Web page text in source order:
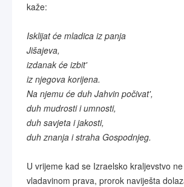
kaže:
Isklijat će mladica iz panja
Jišajeva,
izdanak će izbit'
iz njegova korijena.
Na njemu će duh Jahvin počivat',
duh mudrosti i umnosti,
duh savjeta i jakosti,
duh znanja i straha Gospodnjeg.
U vrijeme kad se Izraelsko kraljevstvo
vladavinom prava, prorok naviješta